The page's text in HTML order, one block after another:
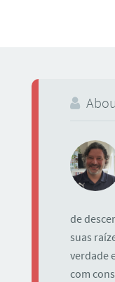
de
suas
verdade
com